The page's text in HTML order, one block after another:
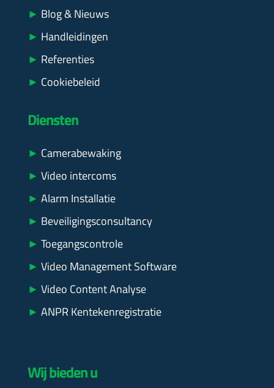
Diensten
► Camerabewaking
► Video intercoms
► Alarm Installatie
► Beveiligingsconsultancy
► Toegangscontrole
► Video Management Software
► Video Content Analyse
► ANPR Kentekenregistratie
Wij bieden u
► Blog & Nieuws
► Handleidingen
► Referenties
► Cookiebeleid